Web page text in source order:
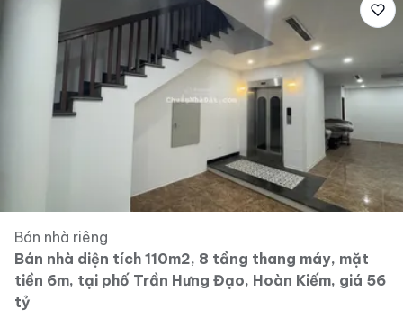
Bán nhà riêng
Bán nhà diện tích 110m2, 8 tầng thang máy, mặt
tiền 6m, tại phố Trần Hưng Đạo, Hoàn Kiếm, giá 56
tỷ